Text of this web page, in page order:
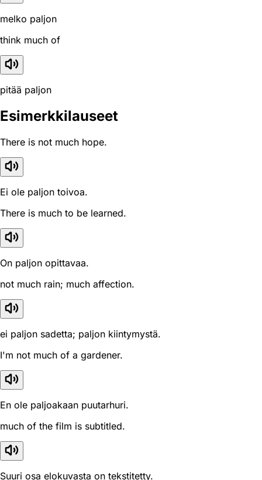
melko paljon
think much of
pitää paljon
Esimerkkilauseet
There is not much hope.
Ei ole paljon toivoa.
There is much to be learned.
On paljon opittavaa.
not much rain; much affection.
ei paljon sadetta; paljon kiintymystä.
I'm not much of a gardener.
En ole paljoakaan puutarhuri.
much of the film is subtitled.
Suuri osa elokuvasta on tekstitetty.